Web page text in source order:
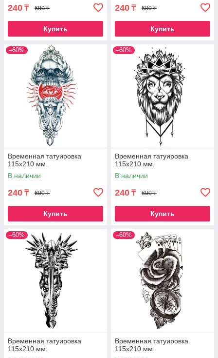
240 ₸ 600 ₸
Купить
240 ₸ 600 ₸
Купить
–60%
Временная татуировка
115х210 мм.
В наличии
240 ₸ 600 ₸
Купить
–60%
Временная татуировка
115х210 мм.
В наличии
240 ₸ 600 ₸
Купить
–60%
Временная татуировка
115х210 мм.
–60%
Временная татуировка
115х210 мм.